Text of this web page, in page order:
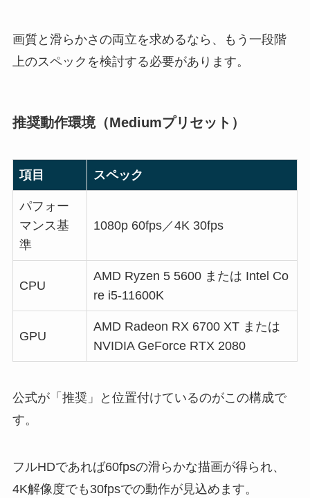
画質と滑らかさの両立を求めるなら、もう一段階
上のスペックを検討する必要があります。
推奨動作環境（Mediumプリセット）
項目 スペック
パフォー
マンス基
準
1080p 60fps／4K 30fps
CPU
AMD Ryzen 5 5600 または Intel Co
re i5-11600K
GPU
AMD Radeon RX 6700 XT または
NVIDIA GeForce RTX 2080
公式が「推奨」と位置付けているのがこの構成で
す。
フルHDであれば60fpsの滑らかな描画が得られ、
4K解像度でも30fpsでの動作が見込めます。